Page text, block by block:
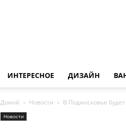
ИНТЕРЕСНОЕ ДИЗАЙН
Домой Новости В Подмосковье
Новости